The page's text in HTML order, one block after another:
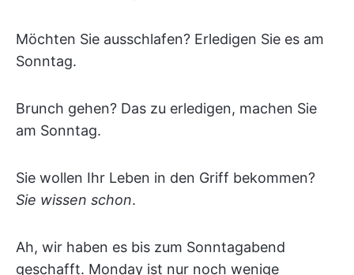
Möchten Sie ausschlafen? Erledigen Sie es am
Sonntag.
Brunch gehen? Das zu erledigen, machen Sie
am Sonntag.
Sie wollen Ihr Leben in den Griff bekommen?
Sie wissen schon.
Ah, wir haben es bis zum Sonntagabend
geschafft. Monday ist nur noch wenige